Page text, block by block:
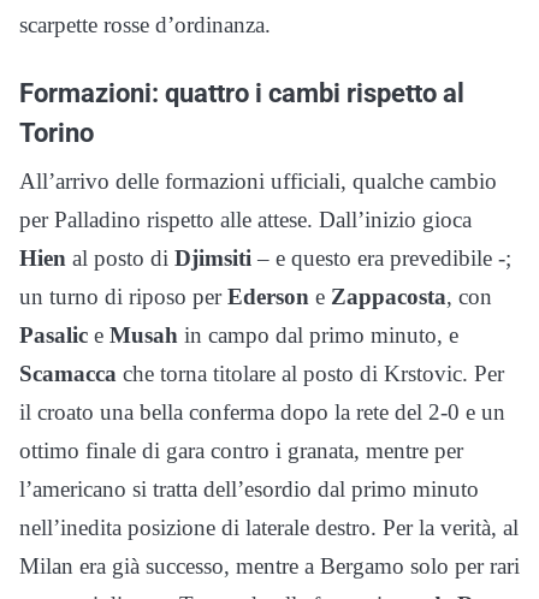
scarpette rosse d’ordinanza.
Formazioni: quattro i cambi rispetto al
Torino
All’arrivo delle formazioni ufficiali, qualche cambio
per Palladino rispetto alle attese. Dall’inizio gioca
Hien al posto di Djimsiti – e questo era prevedibile -;
un turno di riposo perEderson e Zappacosta, con
Pasalic e Musah in campo dal primo minuto, e
Scamacca che torna titolare al posto di Krstovic. Per
il croato una bella conferma dopo la rete del 2-0 e un
ottimo finale di gara contro i granata, mentre per
l’americano si tratta dell’esordio dal primo minuto
nell’inedita posizione di laterale destro. Per la verità, al
Milan era già successo, mentre a Bergamo solo per rari